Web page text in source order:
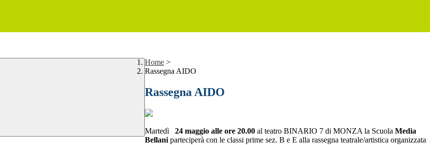
Home >
Rassegna AIDO
Rassegna AIDO
Martedì 24 maggio alle ore 20.00 al teatro BINARIO 7 di MONZA la Scuola Media
Bellani parteciperà con le classi prime sez. B e E alla rassegna teatrale/artistica organizzata